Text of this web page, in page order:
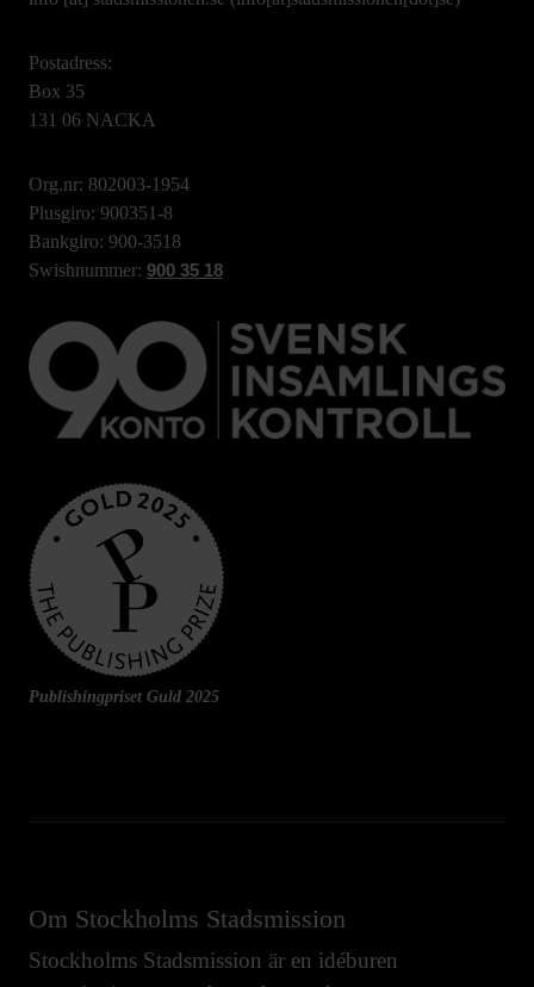
Postadress:
Box 35
131 06 NACKA
Org.nr: 802003-1954
Plusgiro: 900351-8
Bankgiro: 900-3518
Swishnummer: 900 35 18
Publishingpriset Guld 2025
Om Stockholms Stadsmission
Stockholms Stadsmission är en idéburen